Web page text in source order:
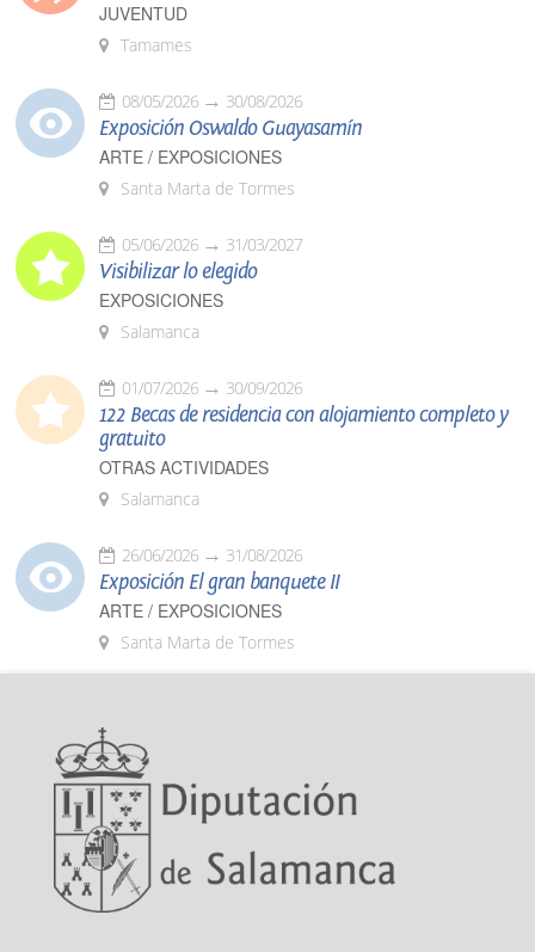
JUVENTUD
Tamames
08/05/2026 30/08/2026
Exposición Oswaldo Guayasamín
ARTE / EXPOSICIONES
Santa Marta de Tormes
05/06/2026 31/03/2027
Visibilizar lo elegido
EXPOSICIONES
Salamanca
01/07/2026 30/09/2026
122 Becas de residencia con alojamiento completo y
gratuito
OTRAS ACTIVIDADES
Salamanca
26/06/2026 31/08/2026
Exposición El gran banquete II
ARTE / EXPOSICIONES
Santa Marta de Tormes